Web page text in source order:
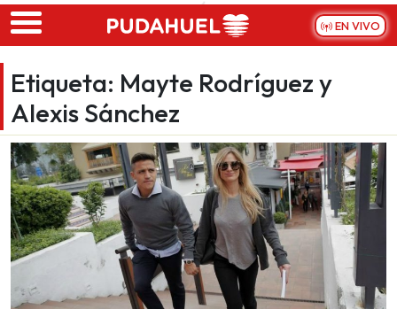
Skip to main content
EN VIVO
Etiqueta: Mayte Rodríguez y
Alexis Sánchez